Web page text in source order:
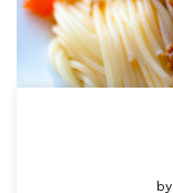
by